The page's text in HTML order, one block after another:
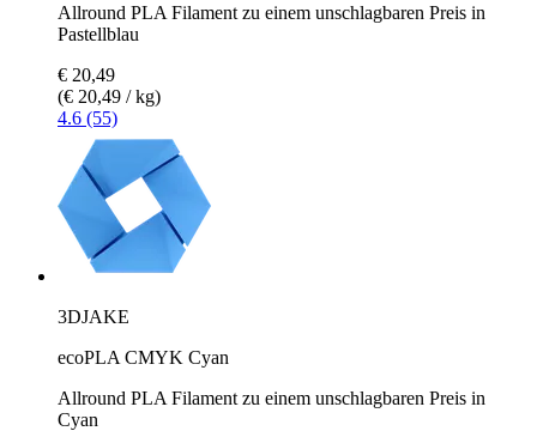
Allround PLA Filament zu einem unschlagbaren Preis in
Pastellblau
€ 20,49
(€ 20,49 / kg)
4.6 (55)
3DJAKE
ecoPLA CMYK Cyan
Allround PLA Filament zu einem unschlagbaren Preis in
Cyan